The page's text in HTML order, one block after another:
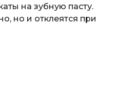
на зубную пасту.
но и отклеятся при